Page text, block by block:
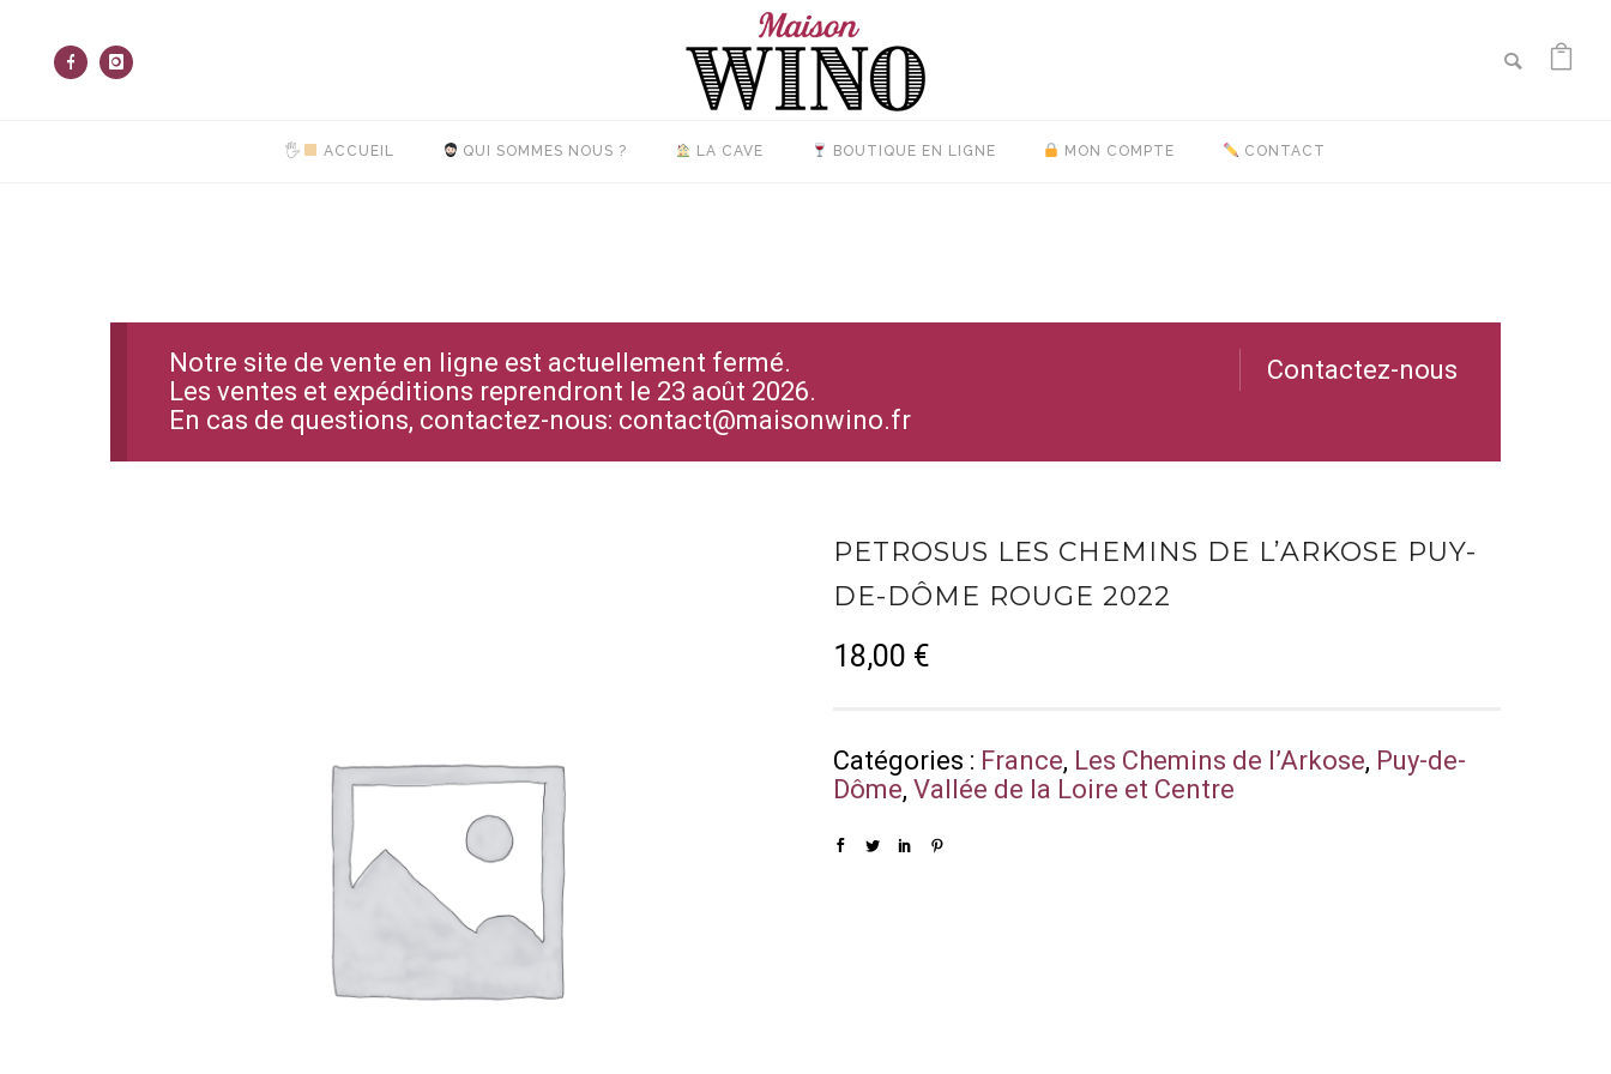
🖐 ACCUEIL QUI SOMMES NOUS ? LA CAVE BOUTIQUE EN LIGNE MON COMPTE CONTACT
Contactez-nous
Notre site de vente en ligne est actuellement fermé.
Les ventes et expéditions reprendront le 23 août 2026.
En cas de questions, contactez-nous: contact@maisonwino.fr
PETROSUS LES CHEMINS DE L’ARKOSE PUY-
DE-DÔME ROUGE 2022
18,00 €
Catégories : France, Les Chemins de l’Arkose, Puy-de-
Dôme,Vallée de la Loire et Centre